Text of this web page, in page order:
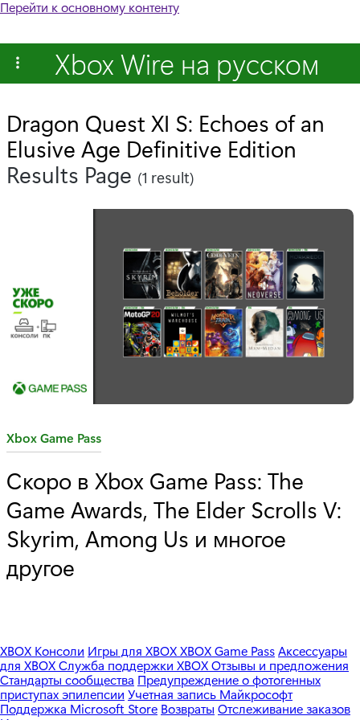
Перейти к основному контенту
Xbox Wire на русском
Dragon Quest XI S: Echoes of an
Elusive Age Definitive Edition
Results Page (1 result)
C
t
e
g
o
r
Xbox Game Pass
Скоро в Xbox Game Pass: The
Game Awards, The Elder Scrolls V:
Skyrim, Among Us и многое
другое
XBOX Консоли Игры для XBOXXBOX Game PassАксессуары
для XBOXСлужба поддержки XBOXОтзывы и предложения
Стандарты сообщества Предупреждение о фотогенных
приступах эпилепсии Учетная запись Майкрософт
Поддержка Microsoft Store Возвраты Отслеживание заказов